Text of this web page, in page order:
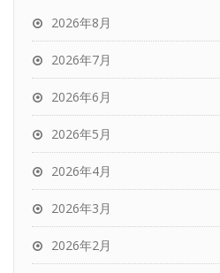
2026年8月
2026年7月
2026年6月
2026年5月
2026年4月
2026年3月
2026年2月